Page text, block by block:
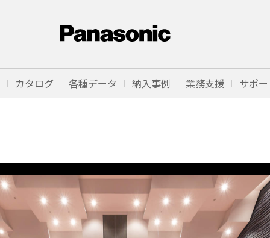
カタログ 各種データ 納入事例 業務支援 サポー